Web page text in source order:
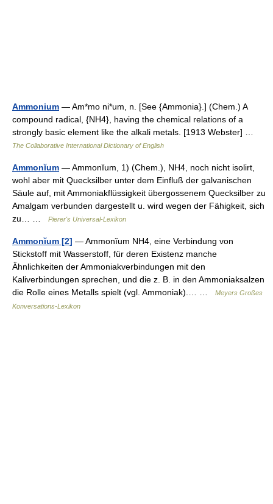
Ammonium — Am*mo ni*um, n. [See {Ammonia}.] (Chem.) A
compound radical, {NH4}, having the chemical relations of a
strongly basic element like the alkali metals. [1913 Webster] …
The Collaborative International Dictionary of English
Ammonĭum — Ammonĭum, 1) (Chem.), NH4, noch nicht isolirt,
wohl aber mit Quecksilber unter dem Einfluß der galvanischen
Säule auf, mit Ammoniakflüssigkeit übergossenem Quecksilber zu
Amalgam verbunden dargestellt u. wird wegen der Fähigkeit, sich
zu… …
Pierer's Universal-Lexikon
Ammonĭum [2] — Ammonĭum NH4, eine Verbindung von
Stickstoff mit Wasserstoff, für deren Existenz manche
Ähnlichkeiten der Ammoniakverbindungen mit den
Kaliverbindungen sprechen, und die z. B. in den Ammoniaksalzen
die Rolle eines Metalls spielt (vgl. Ammoniak).… …
Meyers Großes
Konversations-Lexikon